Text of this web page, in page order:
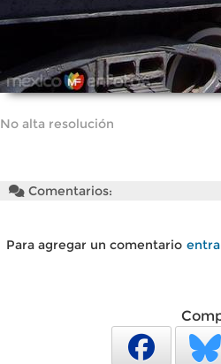
No alta resolución
Comentarios:
Para agregar un comentario